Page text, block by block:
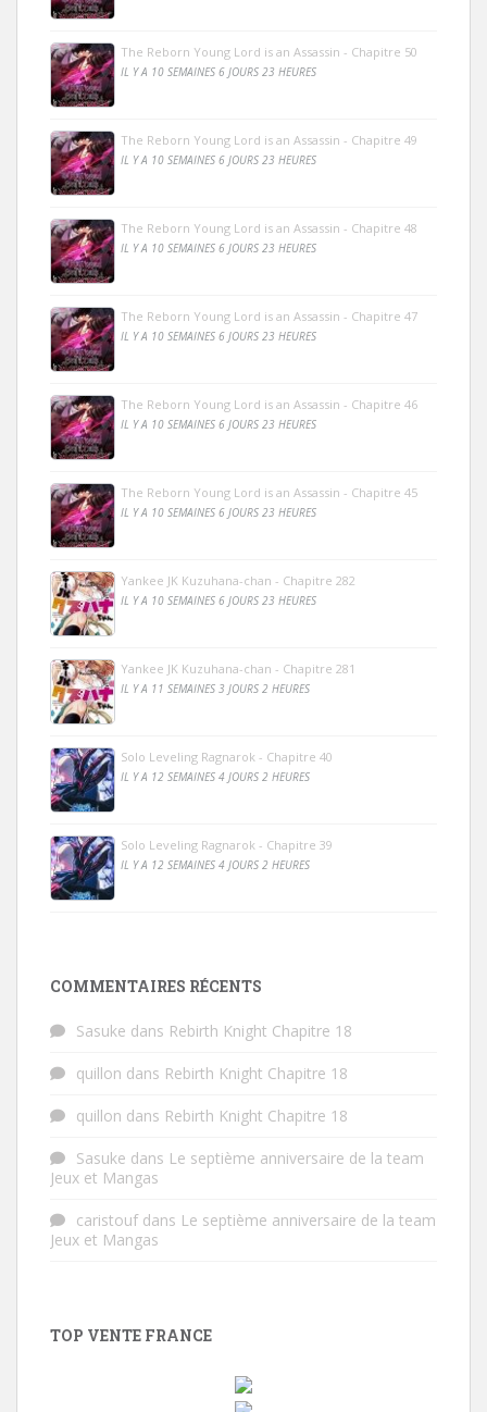
The Reborn Young Lord is an Assassin - Chapitre 50
IL Y A 10 SEMAINES 6 JOURS 23 HEURES
The Reborn Young Lord is an Assassin - Chapitre 49
IL Y A 10 SEMAINES 6 JOURS 23 HEURES
The Reborn Young Lord is an Assassin - Chapitre 48
IL Y A 10 SEMAINES 6 JOURS 23 HEURES
The Reborn Young Lord is an Assassin - Chapitre 47
IL Y A 10 SEMAINES 6 JOURS 23 HEURES
The Reborn Young Lord is an Assassin - Chapitre 46
IL Y A 10 SEMAINES 6 JOURS 23 HEURES
The Reborn Young Lord is an Assassin - Chapitre 45
IL Y A 10 SEMAINES 6 JOURS 23 HEURES
Yankee JK Kuzuhana-chan - Chapitre 282
IL Y A 10 SEMAINES 6 JOURS 23 HEURES
Yankee JK Kuzuhana-chan - Chapitre 281
IL Y A 11 SEMAINES 3 JOURS 2 HEURES
Solo Leveling Ragnarok - Chapitre 40
IL Y A 12 SEMAINES 4 JOURS 2 HEURES
Solo Leveling Ragnarok - Chapitre 39
IL Y A 12 SEMAINES 4 JOURS 2 HEURES
COMMENTAIRES RÉCENTS
Sasuke dans Rebirth Knight Chapitre 18
quillon dans Rebirth Knight Chapitre 18
quillon dans Rebirth Knight Chapitre 18
Sasuke dans Le septième anniversaire de la team
Jeux et Mangas
caristoufdans Le septième anniversaire de la team
Jeux et Mangas
TOP VENTE FRANCE